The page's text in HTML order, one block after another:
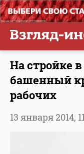
На стройке
башенный
рабочих
13 января 2014,